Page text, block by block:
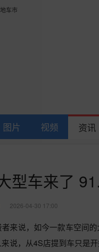
车市
图片 视频 资讯
型车来了
2026-04-30 17:00
来说，如今一款车空间
说，从4S店提到车只是